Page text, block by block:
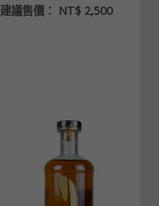
建議售價： NT$2,500